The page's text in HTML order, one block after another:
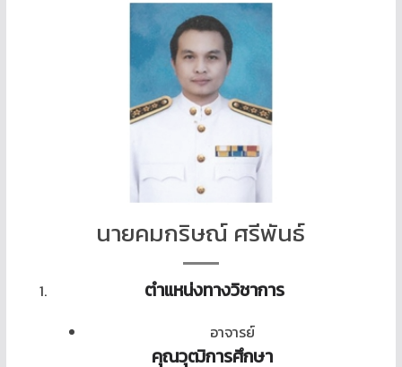
นายคมกริษณ์ ศรีพันธ์
ตำแหน่งทางวิชาการ
อาจารย์
คุณวุฒิการศึกษา